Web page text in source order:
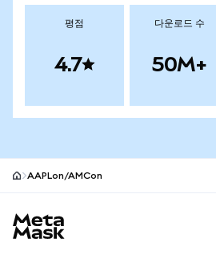
평점
4.7
다운로드 수
50M+
AAPLon/AMCon